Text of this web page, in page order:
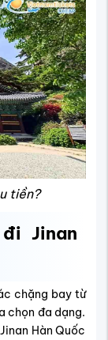
tiền?
Jinan
chặng bay từ
chọn đa dạng.
Hàn Quốc